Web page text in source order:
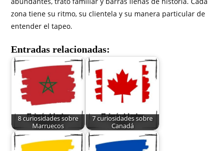
zona tiene su ritmo, su clientela y su manera particular de
entender el tapeo.
Entradas relacionadas:
8 curiosidades sobre
Marruecos
7 curiosidades sobre
Canadá